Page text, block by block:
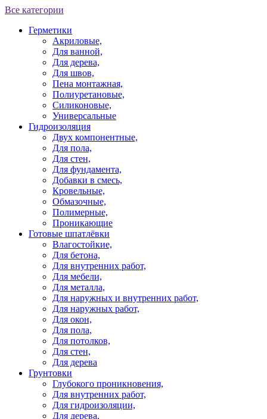
Все категории
Герметики
Акриловые,
Для ванной,
Для дерева,
Для швов,
Пена монтажная,
Полиуретановые,
Силиконовые,
Универсальные
Гидроизоляция
Двух компонентные,
Для пола,
Для стен,
Для фундамента,
Добавки в смесь,
Кровельные,
Обмазочные,
Полимерные,
Проникающие
Готовые шпатлёвки
Влагостойкие,
Для бетона,
Для внутренних работ,
Для мебели,
Для металла,
Для наружных и внутренних работ,
Для наружных работ,
Для окон,
Для пола,
Для потолков,
Для стен,
Для дерева
Грунтовки
Глубокого проникновения,
Для внутренних работ,
Для гидроизоляции,
Для дерева,